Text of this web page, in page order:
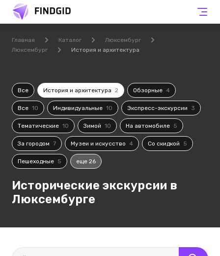
Главная Каталог
Люксембург
Люксембург
История и архитектура
Все История и архитектура 2 Обзорные 4
Все 10 Индивидуальные 10 Экспресс-экскурсии 3
Тематические 10 Зимой 10 На автомобиле 5
За городом 7 Музеи и искусство 4 Со скидкой 5
Пешеходные 5 еще 26
Исторические экскурсии в
Люксембурге